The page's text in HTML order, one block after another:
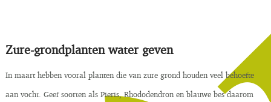
Zure-grondplanten water geven
In maart hebben vooral planten die van zure grond houden veel behoefte
aan vocht. Geef soorten als Pieris, Rhododendron en blauwe bes daarom